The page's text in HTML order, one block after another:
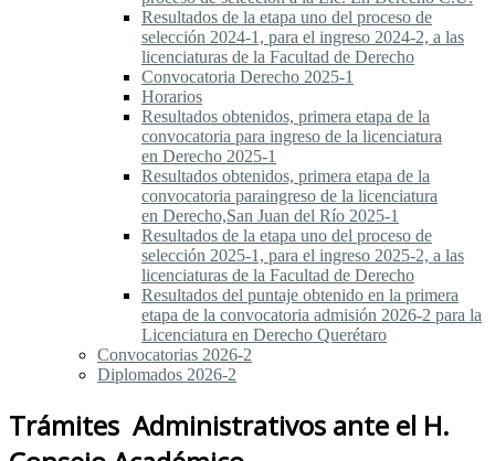
Resultados de la etapa uno del proceso de
selección 2024-1, para el ingreso 2024-2, a las
licenciaturas de la Facultad de Derecho
Convocatoria Derecho 2025-1
Horarios
Resultados obtenidos, primera etapa de la
convocatoria para ingreso de la licenciatura
en Derecho 2025-1
Resultados obtenidos, primera etapa de la
convocatoria paraingreso de la licenciatura
en Derecho,San Juan del Río 2025-1
Resultados de la etapa uno del proceso de
selección 2025-1, para el ingreso 2025-2, a las
licenciaturas de la Facultad de Derecho
Resultados del puntaje obtenido en la primera
etapa de la convocatoria admisión 2026-2 para la
Licenciatura en Derecho Querétaro
Convocatorias 2026-2
Diplomados 2026-2
Trámites Administrativos ante el H.